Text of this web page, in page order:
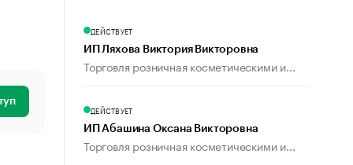
ДЕЙСТВУЕТ
ИП Ляхова Виктория Викторовна
Торговля розничная косметическими и...
ДЕЙСТВУЕТ
ИП Абашина Оксана Викторовна
Торговля розничная косметическими и...